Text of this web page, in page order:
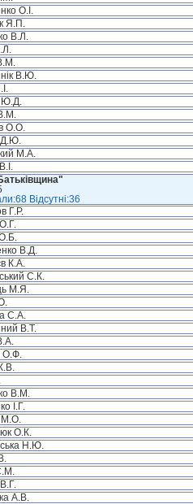
О.І.
Я.П.
В.Л.
В.Ю.
Ю.Д.
О.О.
Д.Ю.
М.А.
Відсутні:36
Г.Р.
В.Д.
К.А.
С.К.
М.Я.
С.А.
В.Т.
О.Ф.
В.М.
І.Г.
М.О.
О.К.
Н.Ю.
А.В.